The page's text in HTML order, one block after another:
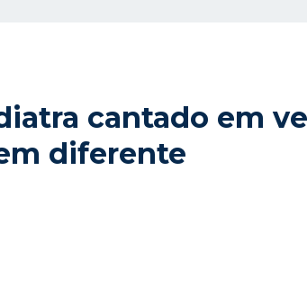
cantado em
diferente